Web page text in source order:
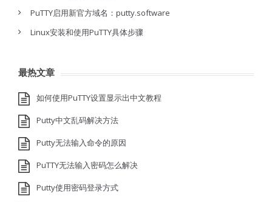
PuTTY启用新官方域名：putty.software
Linux安装和使用PuTTY具体步骤
最热文章
如何使用PuTTY设置显示出中文教程
Putty中文乱码解决方法
Putty无法输入命令的原因
PuTTY无法输入密码怎么解决
Putty使用密码登录方式